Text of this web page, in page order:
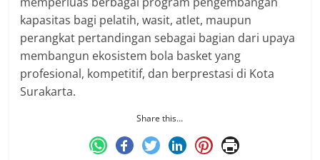
kapasitas bagi pelatih, wasit, atlet, maupun
perangkat pertandingan sebagai bagian dari upaya
membangun ekosistem bola basket yang
profesional, kompetitif, dan berprestasi di Kota
Surakarta.
Share this…